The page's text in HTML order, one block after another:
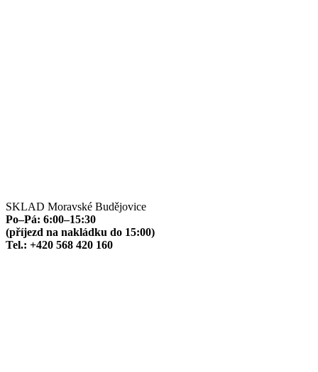
SKLAD Moravské Budějovice
Po–Pá: 6:00–15:30
(příjezd na nakládku do 15:00)
Tel.: +420 568 420 160